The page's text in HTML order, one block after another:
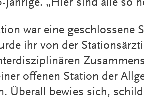
Jährige. „Hier sind alle so
war eine
ihr von der
offenen Station der
Überall bewies sich,